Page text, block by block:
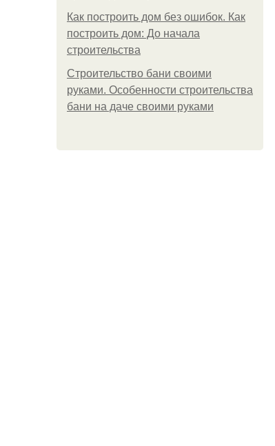
Как построить дом без ошибок. Как
построить дом: До начала
строительства
Строительство бани своими
руками. Особенности строительства
бани на даче своими руками